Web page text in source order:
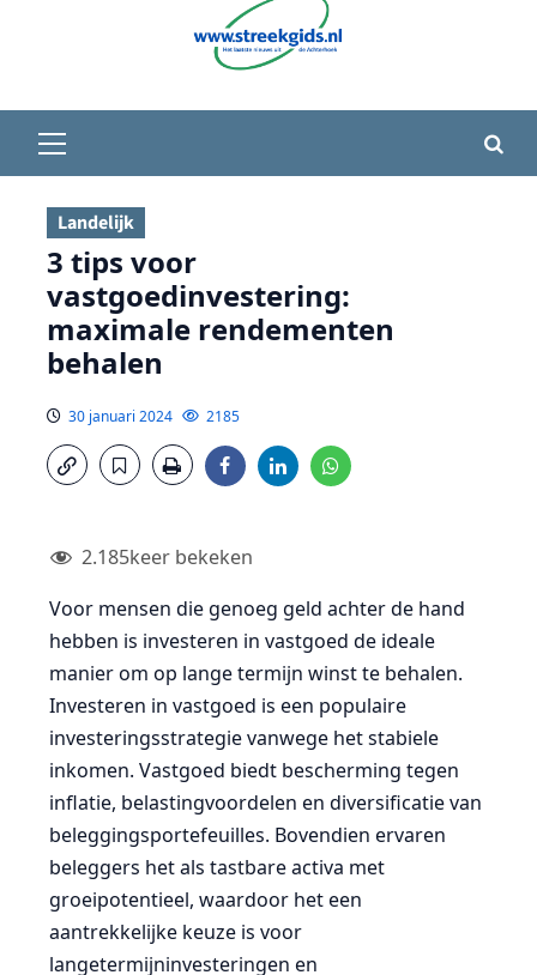
menu
Landelijk
3 tips voor
vastgoedinvestering:
maximale rendementen
behalen
30 januari 2024 2185
2.185keer bekeken
Voor mensen die genoeg geld achter de hand
hebben is investeren in vastgoed de ideale
manier om op lange termijn winst te behalen.
Investeren in vastgoed is een populaire
investeringsstrategie vanwege het stabiele
inkomen. Vastgoed biedt bescherming tegen
inflatie, belastingvoordelen en diversificatie van
beleggingsportefeuilles. Bovendien ervaren
beleggers het als tastbare activa met
groeipotentieel, waardoor het een
aantrekkelijke keuze is voor
langetermijninvesteringen en